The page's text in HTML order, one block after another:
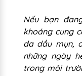
Nếu bạn
khoáng cung
da dầu mụn,
những ngày
trong môi